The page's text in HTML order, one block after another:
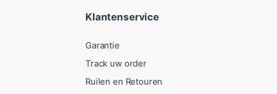
Klantenservice
Garantie
Track uw order
Ruilen en Retouren